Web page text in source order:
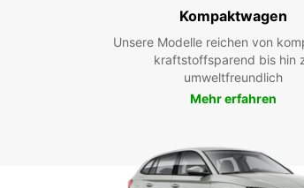
Kompaktwagen
Unsere Modelle reichen von
kraftstoffsparend bis hin
umweltfreundlich
Mehr erfahren